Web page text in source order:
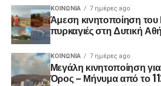
ΚΟΙΝΩΝΊΑ 7 ημέρες ago
Άμεση κινητοποίηση
πυρκαγιές στη Δυτική
ΚΟΙΝΩΝΊΑ 7 ημέρες ago
Μεγάλη κινητοποίηση
Όρος – Μήνυμα από το